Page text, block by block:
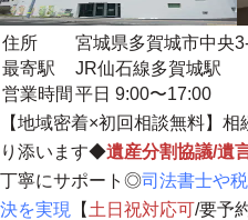
住所
宮城県多賀城市中央
最寄駅
JR仙石線多賀城駅
営業時間 平日 9:00〜17:00
【地域密着×初回相談無料】 相
り添います◆遺産分割協議/遺
丁寧にサポート◎司法書士や
決を実現
【 土日祝対応可/要予